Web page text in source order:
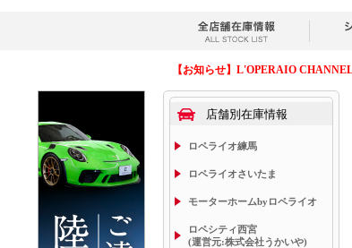
【お知らせ】L'OPERAIO
店舗別在庫情報
ロペライオ練馬
ロペライオさいたま
モーターホームbyロペライオ
ロペシティ西宮
(運営元:株式会社うかいや)